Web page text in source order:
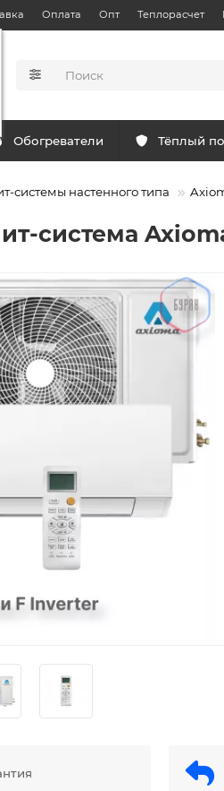
Оплата Опт Теплорасчет
Обогреватели Тёплый
системы настенного типа
система